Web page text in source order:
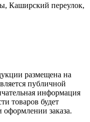
Каширский переулок,
размещена на
публичной
информация
товаров будет
заказа.